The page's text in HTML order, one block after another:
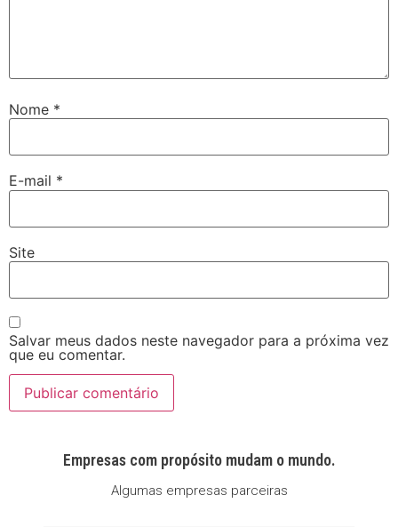
Nome *
E-mail *
Site
Salvar meus dados neste navegador para a próxima vez
que eu comentar.
Empresas com propósito mudam o mundo.
Algumas empresas parceiras